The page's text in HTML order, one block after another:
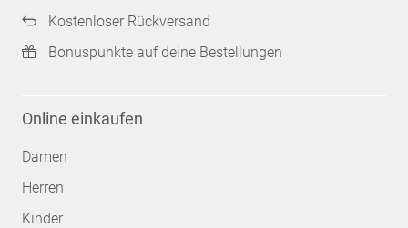
Kostenloser Rückversand
Bonuspunkte auf deine Bestellungen
Online einkaufen
Damen
Herren
Kinder